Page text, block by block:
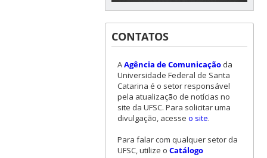
CONTATOS
AAgência de Comunicaçãoda
Universidade Federal de Santa
Catarina é o setor responsável
pela atualização de notícias no
site da UFSC. Para solicitar uma
divulgação, acesse o site.
Para falar com qualquer setor da
UFSC, utilize o Catálogo